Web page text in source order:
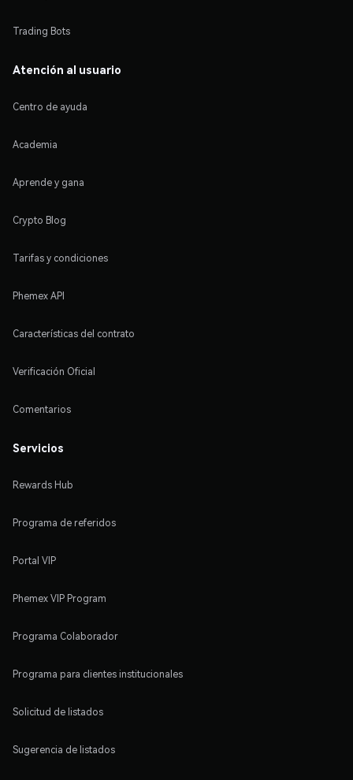
Trading Bots
Atención al usuario
Centro de ayuda
Academia
Aprende y gana
Crypto Blog
Tarifas y condiciones
Phemex API
Características del contrato
Verificación Oficial
Comentarios
Servicios
Rewards Hub
Programa de referidos
Portal VIP
Phemex VIP Program
Programa Colaborador
Programa para clientes institucionales
Solicitud de listados
Sugerencia de listados